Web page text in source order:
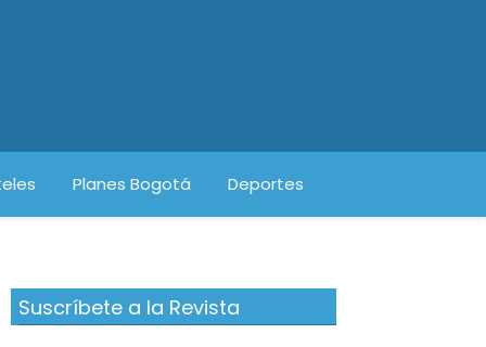
Planes Bogotá Deportes
Suscríbete a la Revista